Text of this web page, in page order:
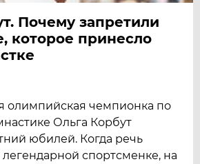
Почему запретили
которое принесло
олимпийская чемпионка по
Ольга Корбут
юбилей. Когда речь
легендарной спортсменке, на